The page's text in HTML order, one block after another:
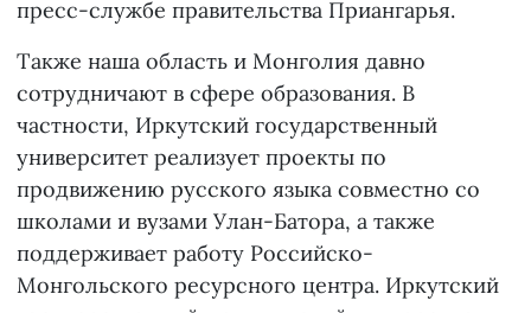
пресс-службе правительства Приангарья.
Также наша область и Монголия давно
сотрудничают в сфере образования. В
частности, Иркутский государственный
университет реализует проекты по
продвижению русского языка совместно со
школами и вузами Улан-Батора, а также
поддерживает работу Российско-
Монгольского ресурсного центра. Иркутский